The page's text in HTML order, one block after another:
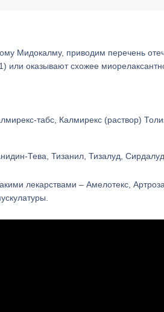
Мидокалму, приводим перечень
или оказывают схожее
табс, Калмирекс (раствор)
Тева, Тизанил, Тизалуд,
лекарствами – Амелотекс,